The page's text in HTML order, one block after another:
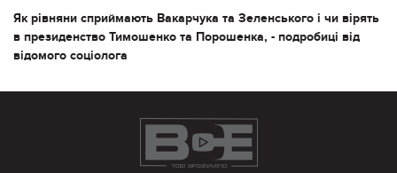
Як рівняни сприймають Вакарчука та Зеленського і чи вірять
в президенство Тимошенко та Порошенка, - подробиці від
відомого соціолога